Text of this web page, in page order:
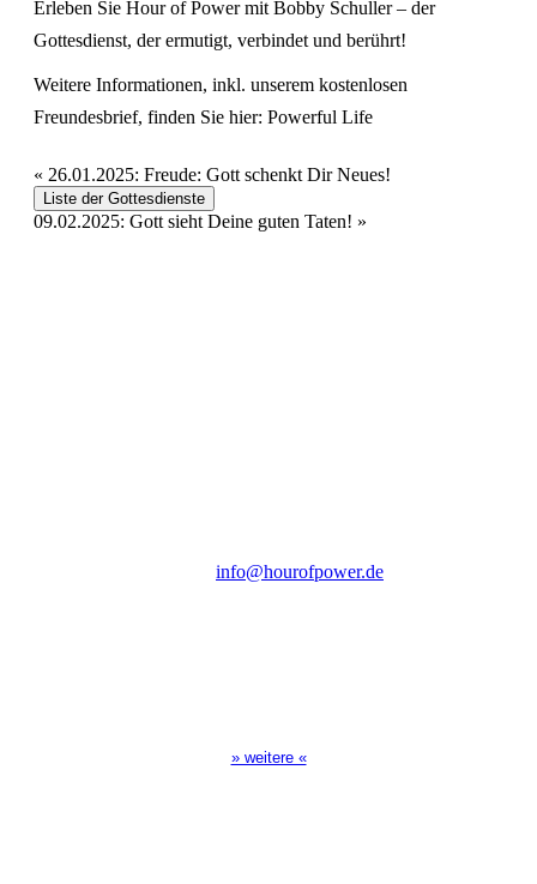
Erleben Sie Hour of Power mit Bobby Schuller – der
Gottesdienst, der ermutigt, verbindet und berührt!
Weitere Informationen, inkl. unserem kostenlosen
Freundesbrief, finden Sie hier: Powerful Life
« 26.01.2025: Freude: Gott schenkt Dir Neues!
Liste der Gottesdienste
09.02.2025: Gott sieht Deine guten Taten! »
info@hourofpower.de
» weitere «